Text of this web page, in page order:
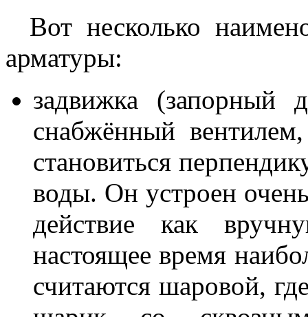
Вот несколько
арматуры:
задвижка (запорный
снабжённый
становиться
воды. Он устроен
действие как
настоящее время
считаются шаровой,